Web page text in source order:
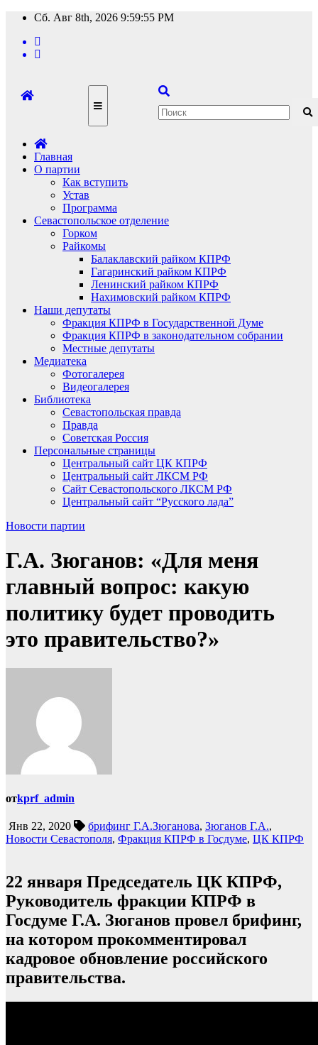
Перейти
содержимому
Сб. Авг 8th, 2026 9:59:55 PM
Главная
О партии
Как вступить
Устав
Программа
Севастопольское отделение
Горком
Райкомы
Балаклавский райком КПРФ
Гагаринский райком КПРФ
Ленинский райком КПРФ
Нахимовский райком КПРФ
Наши депутаты
Фракция КПРФ в Государственной Думе
Фракция КПРФ в законодательном собрании
Местные депутаты
Медиатека
Фотогалерея
Видеогалерея
Библиотека
Севастопольская правда
Правда
Советская Россия
Персональные страницы
Центральный сайт ЦК КПРФ
Центральный сайт ЛКСМ РФ
Сайт Севастопольского ЛКСМ РФ
Центральный сайт “Русского лада”
Новости партии
Г.А. Зюганов: «Для меня
главный вопрос: какую
политику будет проводить
это правительство?»
отkprf_admin
Янв 22, 2020 брифинг Г.А.Зюганова, Зюганов Г.А.,
Новости Севастополя, Фракция КПРФ в Госдуме, ЦК КПРФ
22 января Председатель ЦК КПРФ,
Руководитель фракции КПРФ в
Госдуме Г.А. Зюганов провел брифинг,
на котором прокомментировал
кадровое обновление российского
правительства.